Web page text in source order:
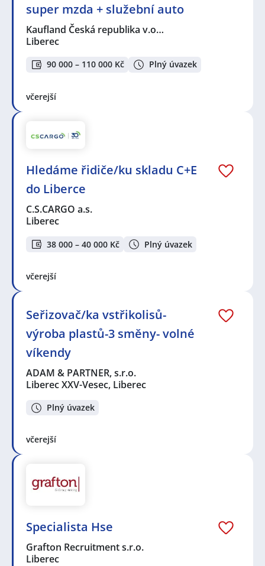
super mzda + služební auto
Kaufland Česká republika v.o…
Liberec
90 000 – 110 000 Kč Plný úvazek
včerejší
Hledáme řidiče/ku skladu C+E
do Liberce
C.S.CARGO a.s.
Liberec
38 000 – 40 000 Kč Plný úvazek
včerejší
Seřizovač/ka vstřikolisů-
výroba plastů-3 směny- volné
víkendy
ADAM & PARTNER, s.r.o.
Liberec XXV-Vesec, Liberec
Plný úvazek
včerejší
Specialista Hse
Grafton Recruitment s.r.o.
Liberec